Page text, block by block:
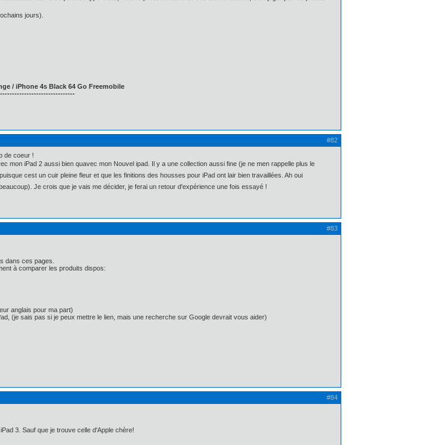
jours).
/ iPhone 4s Black 64 Go Freemobile
#82
de coeur !
mon iPad 2 aussi bien quavec mon Nouvel ipad. Il y a une collection aussi fine (je ne men rappelle plus le
cest un cuir pleine fleur et que les finitions des housses pour iPad ont lair bien travaillées. Ah oui
Je crois que je vais me décider, je ferai un retour d'expérience une fois essayé !
#83
dans ces pages.
à comparer les produits dispos:
anglais pour ma part)
(je sais pas si je peux mettre le lien, mais une recherche sur Google devrait vous aider)
#84
3. Sauf que je trouve celle d'Apple chère!